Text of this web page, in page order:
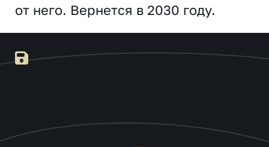
от него. Вернется в 2030 году.